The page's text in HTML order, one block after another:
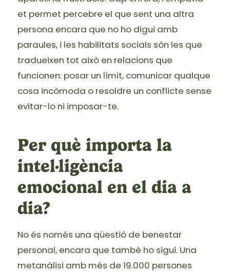
et permet percebre el que sent una altra
persona encara que no ho digui amb
paraules, i les habilitats socials són les que
tradueixen tot això en relacions que
funcionen: posar un límit, comunicar qualque
cosa incòmoda o resoldre un conflicte sense
evitar-lo ni imposar-te.
Per què importa la
intel·ligència
emocional en el dia a
dia?
No és només una qüestió de benestar
personal, encara que també ho sigui. Una
metanàlisi amb més de 19.000 persones